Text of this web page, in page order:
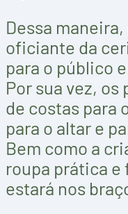
Dessa
oficiante da
para o público
Por sua vez,
de costas para
para o altar e
Bem como a
roupa prática e
estará nos